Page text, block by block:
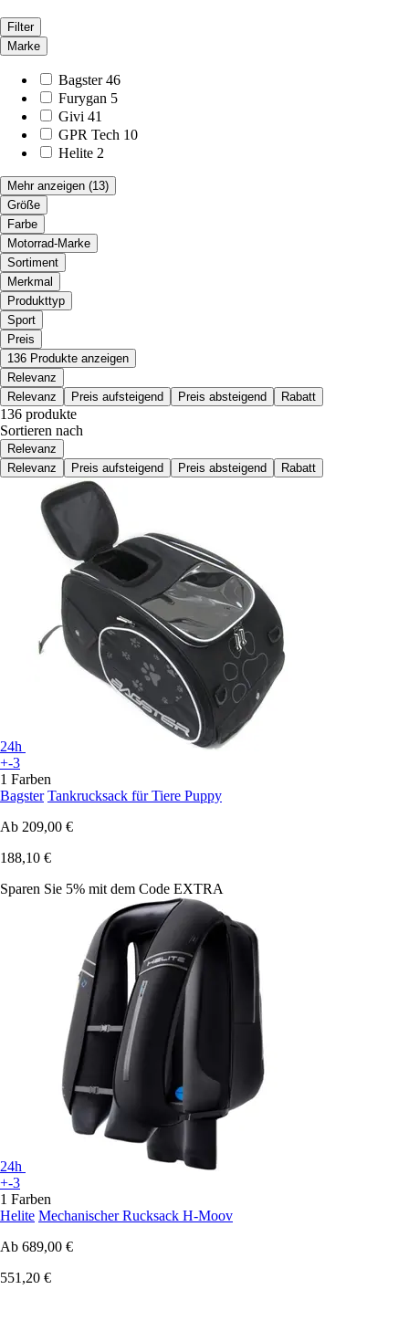
Filter
Marke
Bagster 46
Furygan 5
Givi 41
GPR Tech 10
Helite 2
Mehr anzeigen (13)
Größe
Farbe
Motorrad-Marke
Sortiment
Merkmal
Produkttyp
Sport
Preis
136 Produkte anzeigen
Relevanz
Relevanz
Preis aufsteigend Preis absteigend Rabatt
136 produkte
Sortieren nach
Relevanz
Relevanz
Preis aufsteigend Preis absteigend Rabatt
24h
+-3
1 Farben
Bagster Tankrucksack für Tiere Puppy
Ab 209,00 €
188,10 €
Sparen Sie 5% mit dem Code EXTRA
24h
+-3
1 Farben
Helite Mechanischer Rucksack H-Moov
Ab 689,00 €
551,20 €